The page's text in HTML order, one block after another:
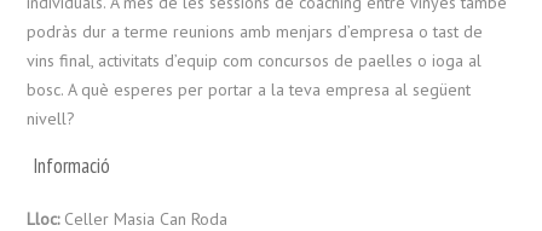
podràs dur a terme reunions amb menjars d’empresa o tast de
vins final, activitats d’equip com concursos de paelles o ioga al
bosc. A què esperes per portar a la teva empresa al següent
nivell?
Informació
Lloc:Celler Masia Can Roda